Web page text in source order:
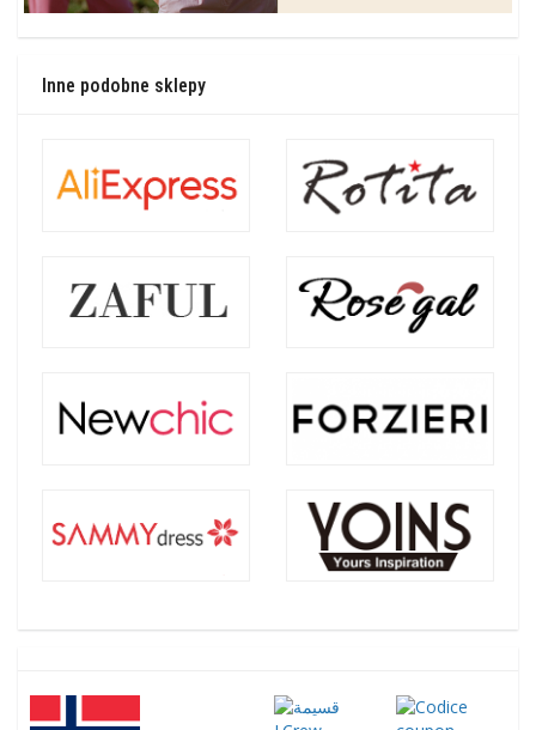
Inne podobne sklepy